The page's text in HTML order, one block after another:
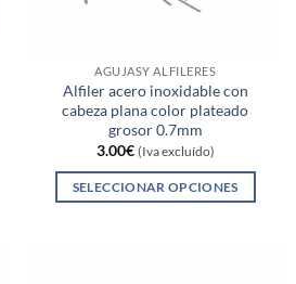
AGUJASY ALFILERES
Alfiler acero inoxidable con
cabeza plana color plateado
grosor 0.7mm
3.00€ (Iva excluído)
SELECCIONAR OPCIONES